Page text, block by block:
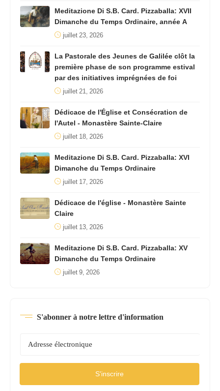
Meditazione Di S.B. Card. Pizzaballa: XVII
Dimanche du Temps Ordinaire, année A
juillet 23, 2026
La Pastorale des Jeunes de Galilée clôt la
première phase de son programme estival
par des initiatives imprégnées de foi
juillet 21, 2026
Dédicace de l'Église et Consécration de
l'Autel - Monastère Sainte-Claire
juillet 18, 2026
Meditazione Di S.B. Card. Pizzaballa: XVI
Dimanche du Temps Ordinaire
juillet 17, 2026
Dédicace de l'église - Monastère Sainte
Claire
juillet 13, 2026
Meditazione Di S.B. Card. Pizzaballa: XV
Dimanche du Temps Ordinaire
juillet 9, 2026
S'abonner à notre lettre d'information
S'inscrire